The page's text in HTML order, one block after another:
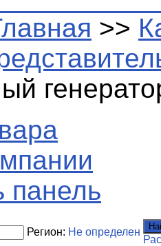
>>
панель
Регион: Не определен